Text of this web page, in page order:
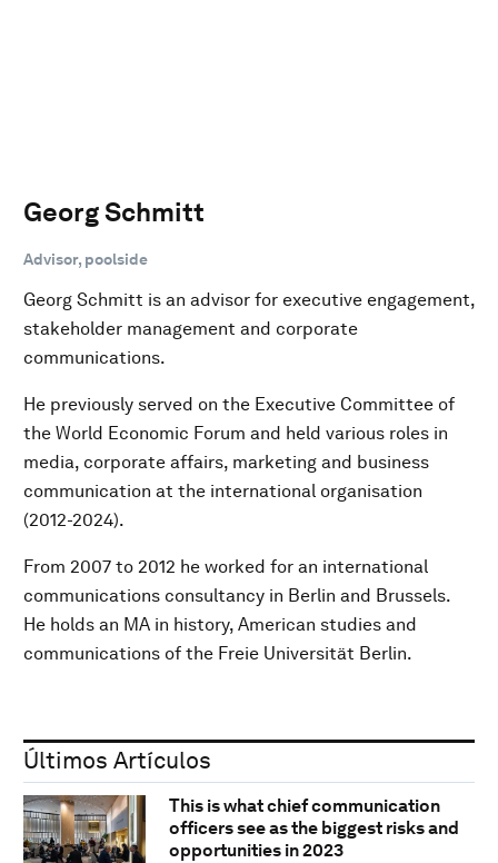
Georg Schmitt
Advisor, poolside
Georg Schmitt is an advisor for executive engagement,
stakeholder management and corporate
communications.
He previously served on the Executive Committee of
the World Economic Forum and held various roles in
media, corporate affairs, marketing and business
communication at the international organisation
(2012-2024).
From 2007 to 2012 he worked for an international
communications consultancy in Berlin and Brussels.
He holds an MA in history, American studies and
communications of the Freie Universität Berlin.
Últimos Artículos
This is what chief communication
officers see as the biggest risks and
opportunities in 2023